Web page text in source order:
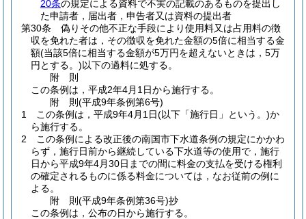
20条の規定による資料で不実の記載のあるものを提出し
た申請者，届出者，申告者又は資料の提出者
第30条
偽りその他不正な手段により使用料又は占用料の徴
収を免れた者は，その徴収を免れた金額の5倍に相当する金
額(当該5倍に相当する金額が5万円を超えないときは，5万
円とする。)以下の過料に処する。
附 則
この条例は，平成2年4月1日から施行する。
附 則(平成9年条例第6号)
1
この条例は，平成9年4月1日(以下「施行日」という。)か
ら施行する。
2
この条例による改正後の南国市下水道条例の規定にかかわ
らず，施行日前から継続している下水道等の使用で，施行
日から平成9年4月30日までの間に料金の支払を受ける権利
の確定されるものに係る料金については，なお従前の例に
よる。
附 則(平成9年条例第36号)抄
この条例は，公布の日から施行する。